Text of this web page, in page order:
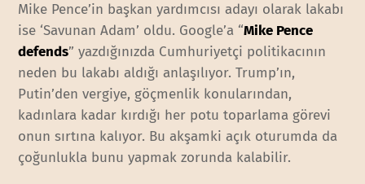
Mike Pence’in başkan yardımcısı adayı olarak lakabı
ise ‘Savunan Adam’ oldu. Google’a “Mike Pence
defends” yazdığınızda Cumhuriyetçi politikacının
neden bu lakabı aldığı anlaşılıyor. Trump’ın,
Putin’den vergiye, göçmenlik konularından,
kadınlara kadar kırdığı her potu toparlama görevi
onun sırtına kalıyor. Bu akşamki açık oturumda da
çoğunlukla bunu yapmak zorunda kalabilir.